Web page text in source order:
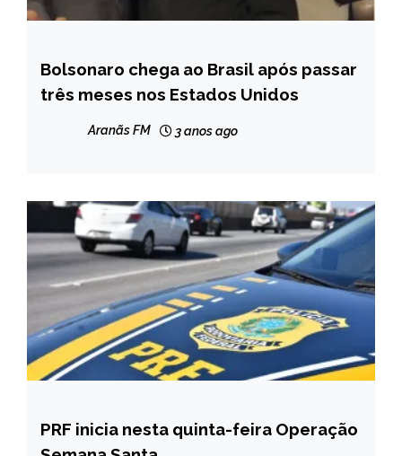
BRASIL
NOTÍCIAS
Bolsonaro chega ao Brasil após passar
três meses nos Estados Unidos
Aranãs FM 3 anos ago
BRASIL
PRF inicia nesta quinta-feira Operação